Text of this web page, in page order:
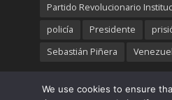
Partido Revolucionario
policía
Presidente
Sebastián Piñera
We use cookies to ensure